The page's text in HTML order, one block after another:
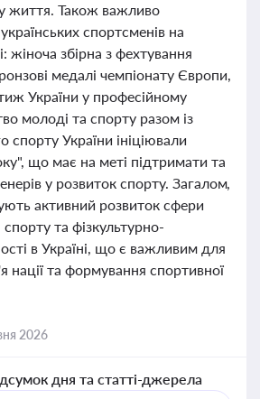
життя. Також важливо
спортсменів на
жіноча збірна з фехтування
медалі чемпіонату Європи,
України у професійному
молоді та спорту разом із
спорту України ініціювали
що має на меті підтримати та
у розвиток спорту. Загалом,
активний розвиток сфери
спорту та фізкультурно-
в Україні, що є важливим для
нації та формування спортивної
2026
дня та статті-джерела